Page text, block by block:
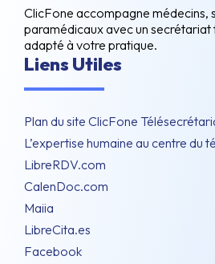
ClicFone accompagne médecins,
paramédicaux avec un
adapté à votre pratique.
Liens Utiles
Plan du site ClicFone
L’expertise humaine au centre du
LibreRDV.com
CalenDoc.com
Maiia
LibreCita.es
Facebook